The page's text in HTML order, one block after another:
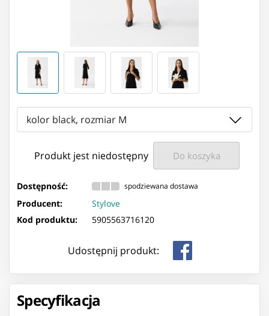
kolor black, rozmiar M
Produkt jest niedostępny Do koszyka
Dostępność: spodziewana dostawa
Producent:
Stylove
Kod produktu:
5905563716120
Udostępnij produkt:
Specyfikacja